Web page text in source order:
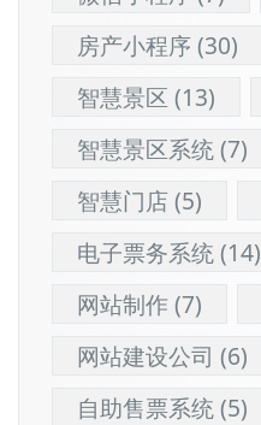
房产小程序(30)
智慧景区 (13)
智慧景区系统(7)
智慧门店(5)
电子票务系统(14)
网站制作(7)
网站建设公司 (6)
自助售票系统(5)